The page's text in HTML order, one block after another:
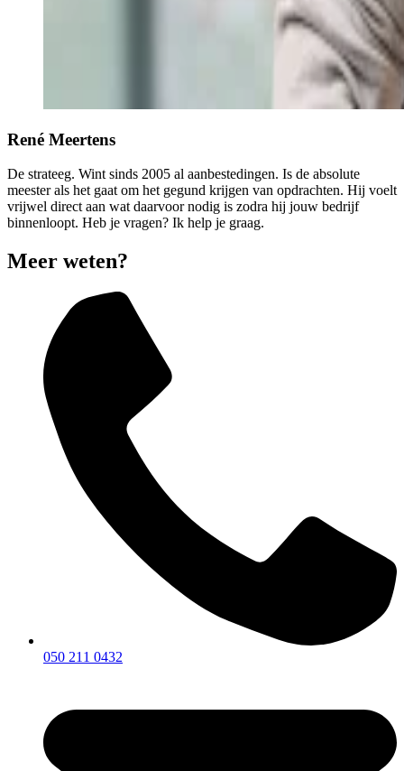
René Meertens
De strateeg. Wint sinds 2005 al aanbestedingen. Is de absolute
meester als het gaat om het gegund krijgen van opdrachten. Hij voelt
vrijwel direct aan wat daarvoor nodig is zodra hij jouw bedrijf
binnenloopt. Heb je vragen? Ik help je graag.
Meer weten?
050 211 0432